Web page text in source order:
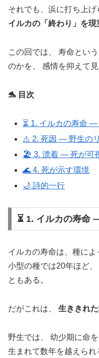
それでも、浜に打ち上げ
イルカの「終わり」を
この回では、 寿命とい
のかを、 感情を抑えて見
🐬 目次
⏳ 1. イルカの寿命
⚠️ 2. 死因 ― 野生の
🏖️ 3. 漂着 ― 死が可
🌊 4. 死が示す環境
🌙 詩的一行
⏳ 1. イルカの寿命
イルカの寿命は、種によ
小型の種では20年ほど
ともある。
だがこれは、 生ききれ
野生では、 幼少期に命
生まれて数年を越えら